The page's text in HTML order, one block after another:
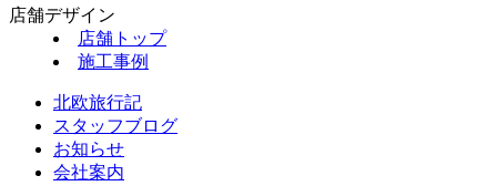
店舗デザイン
店舗トップ
施工事例
北欧旅行記
スタッフブログ
お知らせ
会社案内